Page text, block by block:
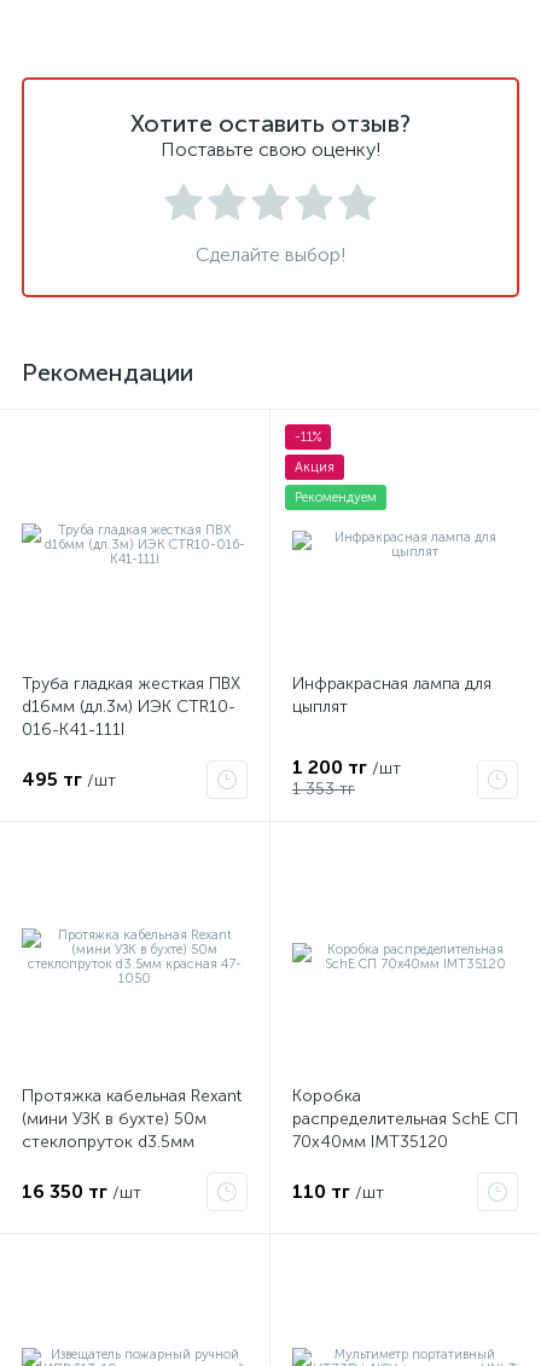
Хотите оставить отзыв?
Поставьте свою оценку!
Сделайте выбор!
Рекомендации
Труба гладкая жесткая ПВХ
d16мм (дл.3м) ИЭК CTR10-
016-K41-111I
495 тг /шт
-11%
Акция
Рекомендуем
Инфракрасная лампа для
цыплят
1 200 тг /шт
1 353 тг
Протяжка кабельная Rexant
(мини УЗК в бухте) 50м
стеклопруток d3.5мм
16 350 тг /шт
Коробка
распределительная SchE СП
70х40мм IMT35120
110 тг /шт